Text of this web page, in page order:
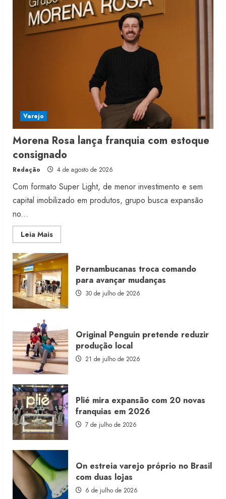
Varejo
Morena Rosa lança franquia com estoque
consignado
Redação 4 de agosto de 2026
Com formato Super Light, de menor investimento e sem
capital imobilizado em produtos, grupo busca expansão
no...
Leia MaisRead
more
Morena
Rosa
lança
franquia
com
estoque
consignado
Pernambucanas troca comando
para avançar mudanças
30 de julho de 2026
Original Penguin pretende reduzir
produção local
21 de julho de 2026
Plié mira expansão com 20 novas
franquias em 2026
7 de julho de 2026
On estreia varejo próprio no Brasil
com duas lojas
6 de julho de 2026